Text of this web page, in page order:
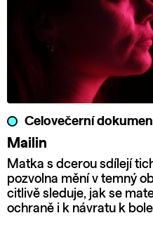
Celovečerní
Mailin
Matka s dcerou sdílejí
pozvolna mění v temný
citlivě sleduje, jak se
ochraně i k návratu k